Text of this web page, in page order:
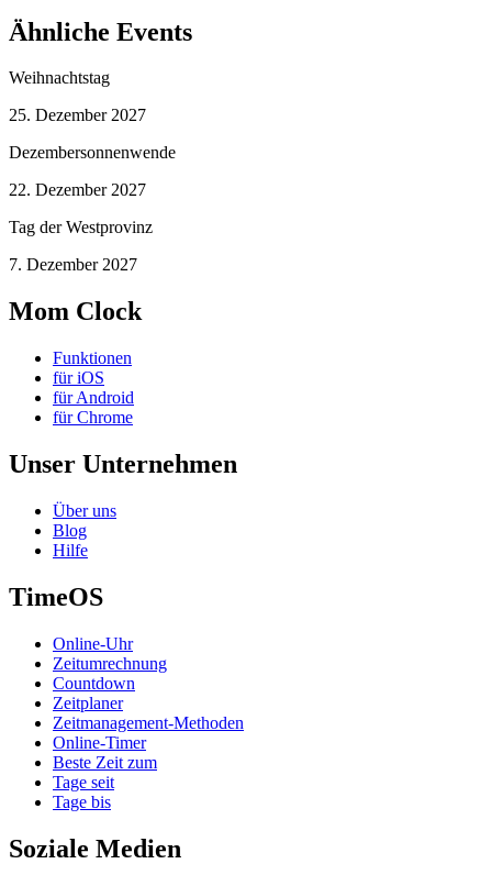
Ähnliche Events
Weihnachtstag
25. Dezember 2027
Dezembersonnenwende
22. Dezember 2027
Tag der Westprovinz
7. Dezember 2027
Mom Clock
Funktionen
für iOS
für Android
für Chrome
Unser Unternehmen
Über uns
Blog
Hilfe
TimeOS
Online-Uhr
Zeitumrechnung
Countdown
Zeitplaner
Zeitmanagement-Methoden
Online-Timer
Beste Zeit zum
Tage seit
Tage bis
Soziale Medien